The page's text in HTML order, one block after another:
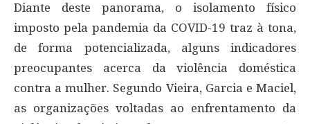
Diante deste panorama, o isolamento físico
imposto pela pandemia da COVID-19 traz à tona,
de forma potencializada, alguns indicadores
preocupantes acerca da violência doméstica
contra a mulher. Segundo Vieira, Garcia e Maciel,
as organizações voltadas ao enfrentamento da